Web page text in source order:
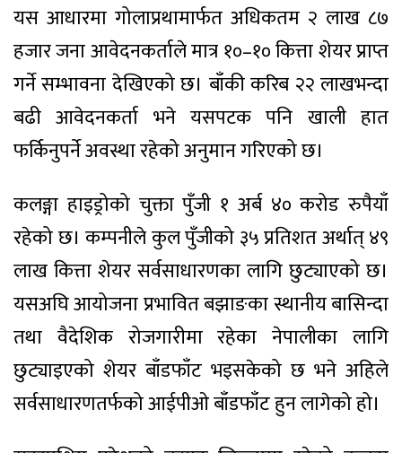
यस आधारमा गोलाप्रथामार्फत अधिकतम २ लाख ८७
हजार जना आवेदनकर्ताले मात्र १०–१० कित्ता शेयर प्राप्त
गर्ने सम्भावना देखिएको छ। बाँकी करिब २२ लाखभन्दा
बढी आवेदनकर्ता भने यसपटक पनि खाली हात
फर्किनुपर्ने अवस्था रहेको अनुमान गरिएको छ।
कलङ्गा हाइड्रोको चुक्ता पुँजी १ अर्ब ४० करोड रुपैयाँ
रहेको छ। कम्पनीले कुल पुँजीको ३५ प्रतिशत अर्थात् ४९
लाख कित्ता शेयर सर्वसाधारणका लागि छुट्याएको छ।
यसअघि आयोजना प्रभावित बझाङका स्थानीय बासिन्दा
तथा वैदेशिक रोजगारीमा रहेका नेपालीका लागि
छुट्याइएको शेयर बाँडफाँट भइसकेको छ भने अहिले
सर्वसाधारणतर्फको आईपीओ बाँडफाँट हुन लागेको हो।